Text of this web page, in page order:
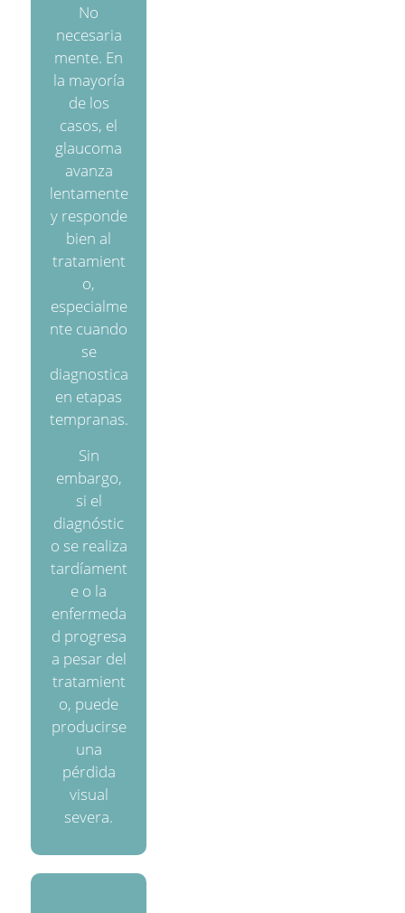
No
necesaria
mente. En
la mayoría
de los
casos, el
glaucoma
avanza
lentamente
y responde
bien al
tratamient
o,
especialme
nte cuando
se
diagnostica
en etapas
tempranas.
Sin
embargo,
si el
diagnóstic
o se realiza
tardíament
e o la
enfermeda
d progresa
a pesar del
tratamient
o, puede
producirse
una
pérdida
visual
severa.